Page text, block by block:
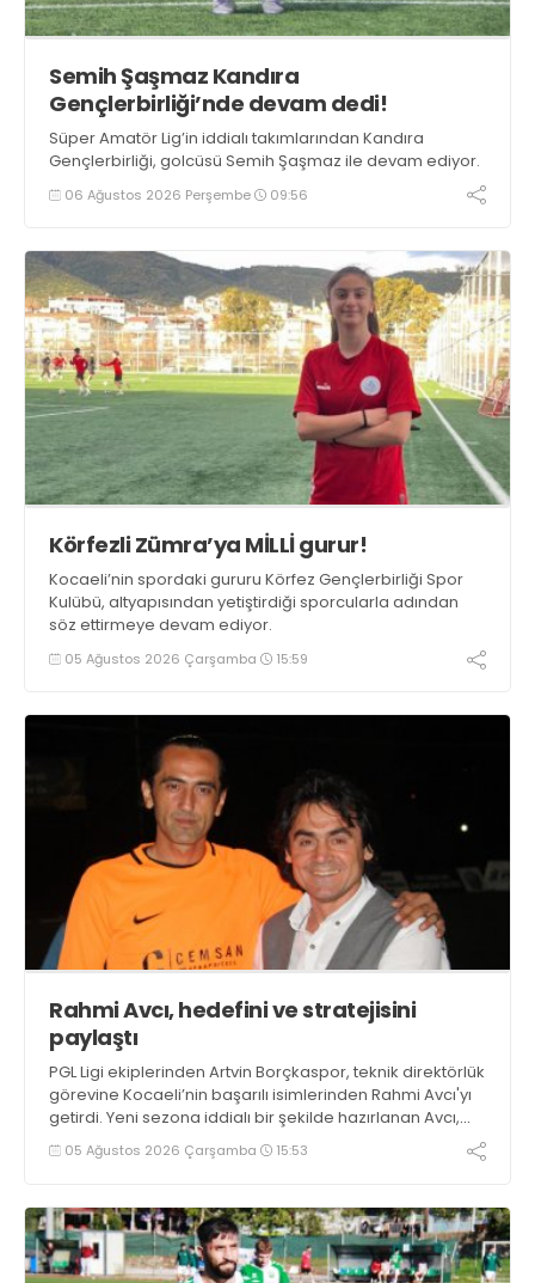
Semih Şaşmaz Kandıra
Gençlerbirliği’nde devam dedi!
Süper Amatör Lig’in iddialı takımlarından Kandıra
Gençlerbirliği, golcüsü Semih Şaşmaz ile devam ediyor.
06 Ağustos 2026 Perşembe 09:56
Körfezli Zümra’ya MİLLİ gurur!
Kocaeli’nin spordaki gururu Körfez Gençlerbirliği Spor
Kulübü, altyapısından yetiştirdiği sporcularla adından
söz ettirmeye devam ediyor.
05 Ağustos 2026 Çarşamba 15:59
Rahmi Avcı, hedefini ve stratejisini
paylaştı
PGL Ligi ekiplerinden Artvin Borçkaspor, teknik direktörlük
görevine Kocaeli’nin başarılı isimlerinden Rahmi Avcı'yı
getirdi. Yeni sezona iddialı bir şekilde hazırlanan Avcı,
duygularını aktardı.
05 Ağustos 2026 Çarşamba 15:53